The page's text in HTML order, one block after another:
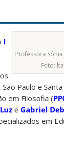
Professora
Foto:
I
Paulo e
em Filosofia (
e Gabriel
em